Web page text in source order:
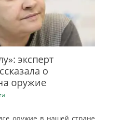
эксперт
о
оружие
оружие в нашей стране